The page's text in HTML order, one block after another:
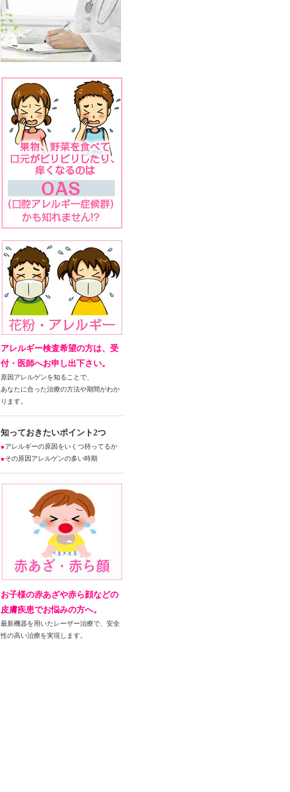
アレルギー検査希望の方は、受
付・医師へお申し出下さい。
原因アレルゲンを知ることで、
あなたに合った治療の方法や期間がわか
ります。
知っておきたいポイント2つ
●アレルギーの原因をいくつ持ってるか
●その原因アレルゲンの多い時期
お子様の赤あざや赤ら顔などの
皮膚疾患でお悩みの方へ。
最新機器を用いたレーザー治療で、安全
性の高い治療を実現します。